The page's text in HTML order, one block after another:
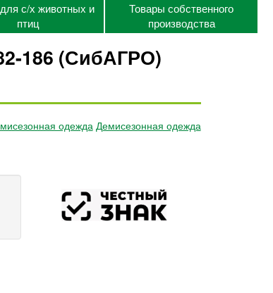
с/х животных и
птиц
Товары собственного
производства
186 (СибАГРО)
одежда Демисезонная одежда